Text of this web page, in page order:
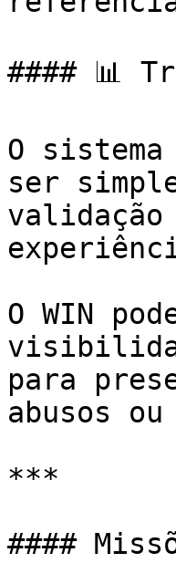
#### 📊
O
ser
O WIN
para
abusos
***
####